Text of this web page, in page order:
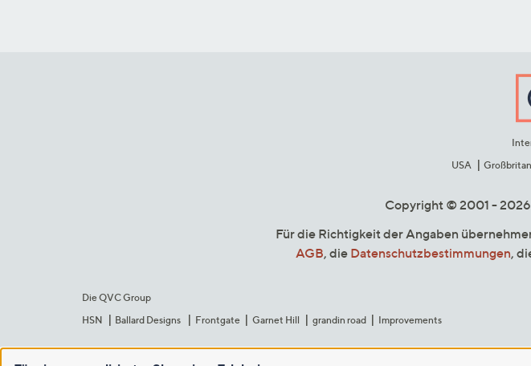
USA
Copyright © 2001 - 2026
Für die Richtigkeit der Angaben
AGB, die Datenschutzbestimmungen,
Die QVC Group
HSN
Ballard Designs Frontgate Garnet Hill grandin road Improvements